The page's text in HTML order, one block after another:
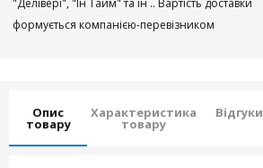
"Делівері", "Ін Тайм" та ін .. Вартість доставки
формується компанією-перевізником
Опис
товару
Характеристика
товару
Відгуки